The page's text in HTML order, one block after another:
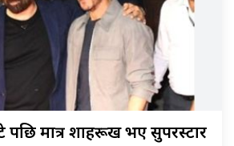
मात्र शाहरूख भए सुपरस्टार